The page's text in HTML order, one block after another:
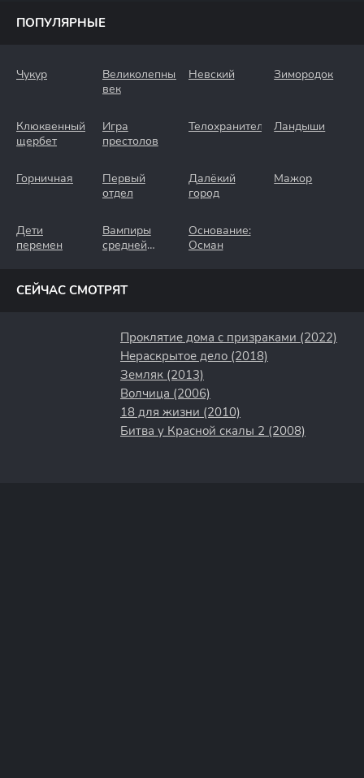
ПОПУЛЯРНЫЕ
Чукур
Великолепный
век
Невский Зимородок
Клюквенный
щербет
Игра
престолов
Телохранители Ландыши
Горничная
Первый
отдел
Далёкий
город
Мажор
Дети
перемен
Вампиры
средней
Основание:
Осман
СЕЙЧАС СМОТРЯТ
Проклятие дома с призраками (2022)
Нераскрытое дело (2018)
Земляк (2013)
Волчица (2006)
18 для жизни (2010)
Битва у Красной скалы 2 (2008)